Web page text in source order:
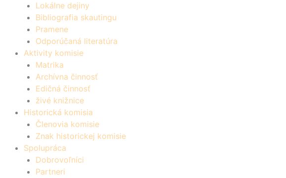
Lokálne dejiny
Bibliografia skautingu
Pramene
Odporúčaná literatúra
Aktivity komisie
Matrika
Archívna činnosť
Edičná činnosť
živé knižnice
Historická komisia
Členovia komisie
Znak historickej komisie
Spolupráca
Dobrovoľníci
Partneri